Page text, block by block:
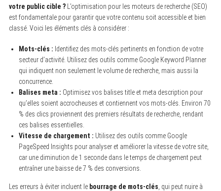
votre public cible ?L’optimisation pour les moteurs de recherche (SEO)
est fondamentale pour garantir que votre contenu soit accessible et bien
classé. Voici les éléments clés à considérer :
Mots-clés : Identifiez des mots-clés pertinents en fonction de votre
secteur d’activité. Utilisez des outils comme Google Keyword Planner
qui indiquent non seulement le volume de recherche, mais aussi la
concurrence.
Balises meta : Optimisez vos balises title et meta description pour
qu’elles soient accrocheuses et contiennent vos mots-clés. Environ 70
% des clics proviennent des premiers résultats de recherche, rendant
ces balises essentielles.
Vitesse de chargement : Utilisez des outils comme Google
PageSpeed Insights pour analyser et améliorer la vitesse de votre site,
car une diminution de 1 seconde dans le temps de chargement peut
entraîner une baisse de 7 % des conversions.
Les erreurs à éviter incluent le bourrage de mots-clés , qui peut nuire à